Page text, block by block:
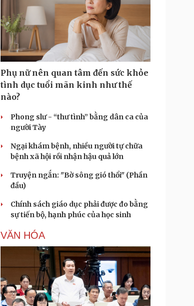
Phụ nữ nên quan tâm đến sức khỏe
tình dục tuổi mãn kinh như thế
nào?
Phong slư - “thư tình” bằng dân ca của
người Tày
Ngại khám bệnh, nhiều người tự chữa
bệnh xã hội rồi nhận hậu quả lớn
Truyện ngắn: "Bờ sông gió thổi" (Phần
đầu)
Chính sách giáo dục phải được đo bằng
sự tiến bộ, hạnh phúc của học sinh
VĂN HÓA